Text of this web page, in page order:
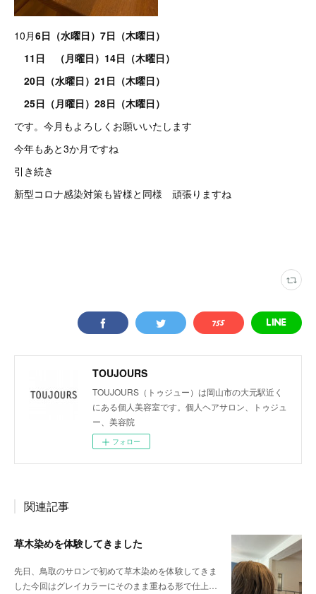
10月6日（水曜日）7日（木曜日）
11日 （月曜日）14日（木曜日）
20日（水曜日）21日（木曜日）
25日（月曜日）28日（木曜日）
です。今月もよろしくお願いいたします
今年もあと3か月ですね
引き続き
新型コロナ感染対策も皆様と同様 頑張りますね
TOUJOURS
TOUJOURS（トゥジュー）は岡山市の大元駅近く
にある個人美容室です。個人ヘアサロン、トゥジュ
ー、美容院
フォロー
関連記事
草木染めを体験してきました
先日、鳥取のサロンで初めて草木染めを体験してきま
した今回はグレイカラーにそのまま重ねる形で仕上…